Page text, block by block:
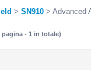
Nome utente:
Password:
SN910 Advanced
- 1 in totale)